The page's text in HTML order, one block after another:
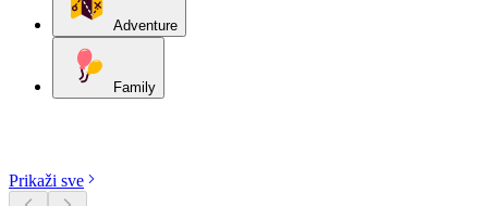
Adventure
Family
Prikaži sve